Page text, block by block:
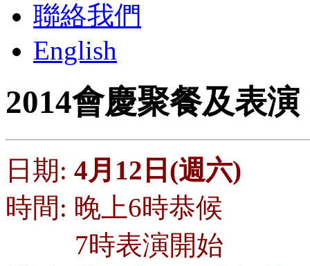
聯絡我們
English
2014會慶聚餐及表演
日期: 4月12日(週六)
時間: 晚上6時恭候
7時表演開始